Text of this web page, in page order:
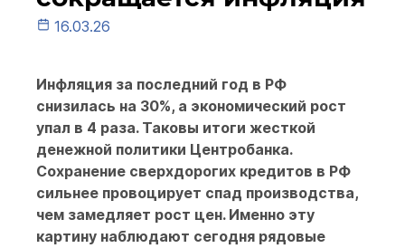
16.03.26
Инфляция за последний год в РФ
снизилась на 30%, а экономический рост
упал в 4 раза. Таковы итоги жесткой
денежной политики Центробанка.
Сохранение сверхдорогих кредитов в РФ
сильнее провоцирует спад производства,
чем замедляет рост цен. Именно эту
картину наблюдают сегодня рядовые